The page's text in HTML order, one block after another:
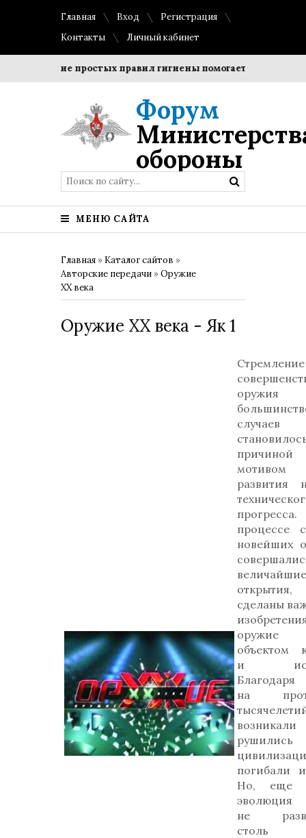
Главная Вход
Регистрация
Контакты
Личный кабинет
простых правил гигиены помогает сохранить
Форум
обороны
МЕНЮ САЙТА
Главная » Каталог сайтов »
Авторские передачи »Оружие
XX века
Оружие ХХ века - Як 1
случаев
развития
процессе
новейших
величайшие
сделаны
оружие
объектом
и
на
рушились
погибали
Но, еще
эволюция
не
столь